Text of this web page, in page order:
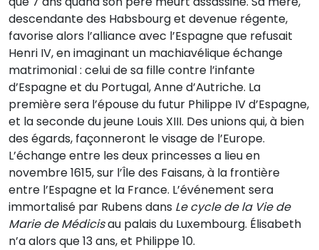
descendante des Habsbourg et devenue régente,
favorise alors l’alliance avec l’Espagne que refusait
Henri IV, en imaginant un machiavélique échange
matrimonial : celui de sa fille contre l’infante
d’Espagne et du Portugal, Anne d’Autriche. La
première sera l’épouse du futur Philippe IV d’Espagne,
et la seconde du jeune Louis XIII. Des unions qui, à bien
des égards, façonneront le visage de l’Europe.
L’échange entre les deux princesses a lieu en
novembre 1615, sur l’Île des Faisans, à la frontière
entre l’Espagne et la France. L’événement sera
immortalisé par Rubens dans Le cycle de la Vie de
Marie de Médicisau palais du Luxembourg. Élisabeth
n’a alors que 13 ans, et Philippe 10.